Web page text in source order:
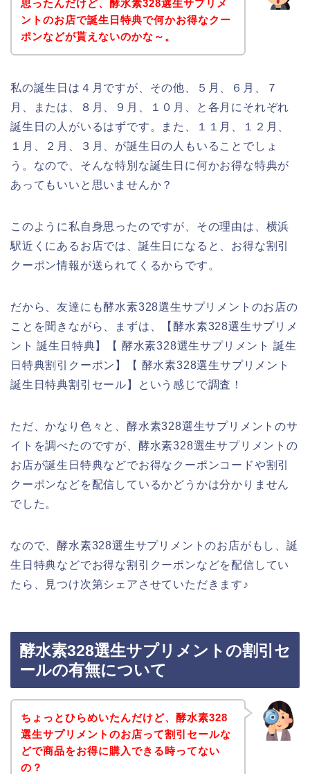
思ったんだけど、酵水素328選生サプリメ
ントのお店で誕生日特典で何かお得なクー
ポンなどが貰えないのかな～。
私の誕生日は４月ですが、その他、５月、６月、７
月、または、８月、９月、１０月、と各月にそれぞれ
誕生日の人がいるはずです。また、１１月、１２月、
１月、２月、３月、が誕生日の人もいることでしょ
う。なので、そんな特別な誕生日に何かお得な特典が
あってもいいと思いませんか？
このように私自身思ったのですが、その理由は、横浜
駅近くにあるお店では、誕生日になると、お得な割引
クーポン情報が送られてくるからです。
だから、友達にも酵水素328選生サプリメントのお店の
ことを聞きながら、まずは、【酵水素328選生サプリメ
ント 誕生日特典】【 酵水素328選生サプリメント 誕生
日特典割引クーポン】【 酵水素328選生サプリメント
誕生日特典割引セール】という感じで調査！
ただ、かなり色々と、酵水素328選生サプリメントのサ
イトを調べたのですが、酵水素328選生サプリメントの
お店が誕生日特典などでお得なクーポンコードや割引
クーポンなどを配信しているかどうかは分かりません
でした。
なので、酵水素328選生サプリメントのお店がもし、誕
生日特典などでお得な割引クーポンなどを配信してい
たら、見つけ次第シェアさせていただきます♪
酵水素328選生サプリメントの割引セ
ールの有無について
ちょっとひらめいたんだけど、酵水素328
選生サプリメントのお店って割引セールな
どで商品をお得に購入できる時ってない
の？